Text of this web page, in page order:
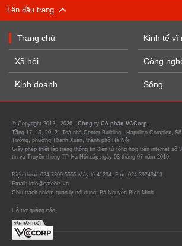
Lên đầu trang
Trang chủ
Xã hội
Kinh doanh
Kinh tế vĩ
Công
Sống
© Copyright 2012 - 2026 - Công ty Cổ phần VCCorp.
Tầng 17, 19, 20, 21 Toà nhà Center Building - Hapulico Complex,
Tưởng, phường Thanh Xuân, thành phố Hà Nội
Giấy phép thiết lập trang thông tin điện tử tổng hợp trên internet số
tin và Truyền thông TP Hà Nội cấp ngày 03 tháng 07 năm 2019.
Điện thoại: 024 7309 5555 Máy lẻ 41294. Fax: 024-39743413
Email: info@cafebiz.vn
Chịu trách nhiệm quản lý nội dung: Bà Nguyễn Bích Minh
Hỗ trợ quảng cáo: